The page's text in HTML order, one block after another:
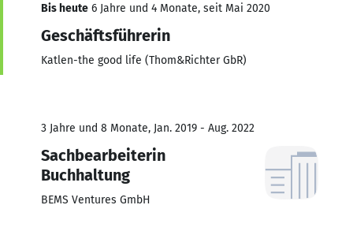
Bis heute 6 Jahre und 4 Monate, seit Mai 2020
Geschäftsführerin
Katlen-the good life (Thom&Richter GbR)
3 Jahre und 8 Monate, Jan. 2019 - Aug. 2022
Sachbearbeiterin
Buchhaltung
BEMS Ventures GmbH